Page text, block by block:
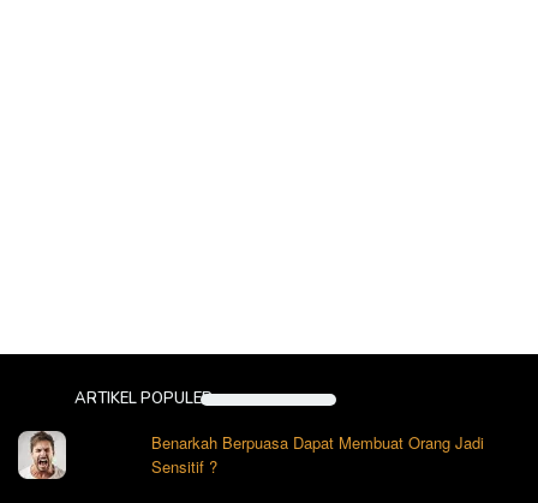
ARTIKEL POPULER
Benarkah Berpuasa Dapat Membuat Orang Jadi
Sensitif ?